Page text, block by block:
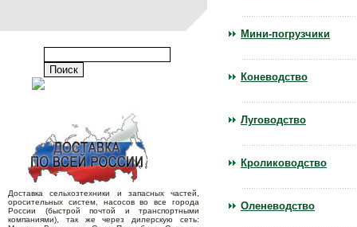
Доставка сельхозтехники и запасных частей,
оросительных систем, насосов во все города
России (быстрой почтой и транспортными
компаниями), так же через дилерскую сеть:
Мини-погрузчики
Коневодство
Луговодство
Кролиководство
Оленеводство